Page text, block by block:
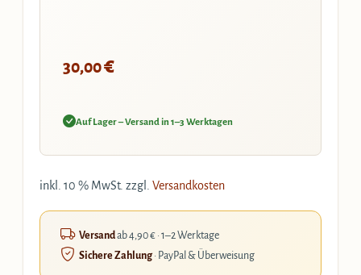
30,00€
Auf Lager – Versand in 1–3 Werktagen
inkl. 10 % MwSt. zzgl. Versandkosten
Versandab 4,90 € · 1–2 Werktage
Sichere Zahlung· PayPal & Überweisung